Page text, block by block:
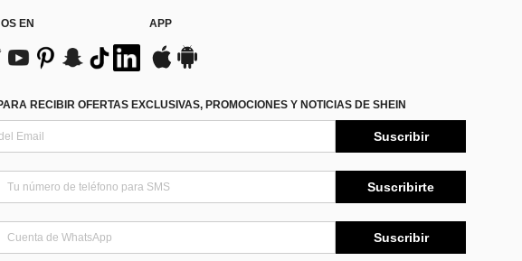
EN APP
RECIBIR OFERTAS EXCLUSIVAS, PROMOCIONES Y NOTICIAS DE SHEIN
Suscribir
Suscribirte
Suscribir